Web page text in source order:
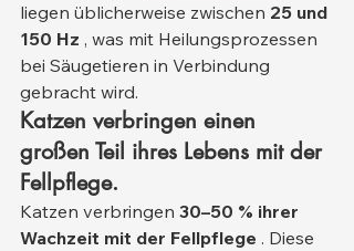
liegen üblicherweise zwischen 25 und
150 Hz , was mit Heilungsprozessen
bei Säugetieren in Verbindung
gebracht wird.
Katzen verbringen einen
großen Teil ihres Lebens mit der
Fellpflege.
Katzen verbringen 30–50 % ihrer
Wachzeit mit der Fellpflege . Diese